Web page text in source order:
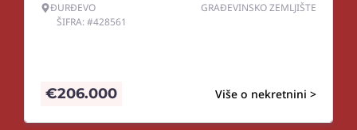
ĐURĐEVO
ŠIFRA: #428561
GRAĐEVINSKO ZEMLJIŠTE
Više o nekretnini >
€206.000